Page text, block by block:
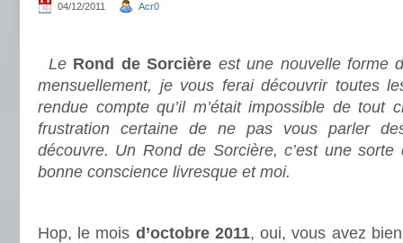
04/12/2011 Acr0
Le Rond de Sorcière est une nouvelle forme
mensuellement, je vous ferai découvrir toutes
rendue compte qu’il m’était impossible de tout
frustration certaine de ne pas vous parler
découvre. Un Rond de Sorcière, c’est une
bonne conscience livresque et moi.
Hop, le mois d’octobre 2011, oui, vous avez